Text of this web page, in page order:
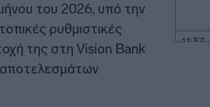
του 2026, υπό την
ρυθμιστικές
της στη Vision Bank
11:37